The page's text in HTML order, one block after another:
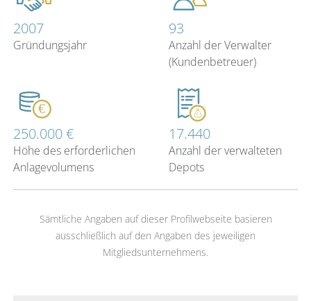
2007
Gründungsjahr
93
Anzahl der Verwalter
(Kundenbetreuer)
250.000 €
Höhe des erforderlichen
Anlagevolumens
17.440
Anzahl der verwalteten
Depots
Sämtliche Angaben auf dieser Profilwebseite basieren
ausschließlich auf den Angaben des jeweiligen
Mitgliedsunternehmens.